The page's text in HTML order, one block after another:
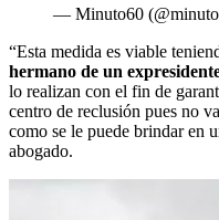
— Minuto60
“Esta medida es viable
hermano de un
lo realizan con el fin de
centro de reclusión pues no
como se le puede brindar en
abogado.